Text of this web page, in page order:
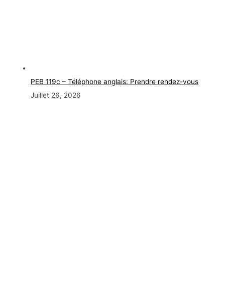
PEB 119c – Téléphone anglais: Prendre rendez-vous
Juillet 26, 2026